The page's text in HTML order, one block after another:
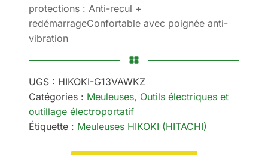
protections : Anti-recul +
redémarrageConfortable avec poignée anti-
vibration
UGS : HIKOKI-G13VAWKZ
Catégories : Meuleuses, Outils électriques et
outillage électroportatif
Étiquette : Meuleuses HIKOKI (HITACHI)